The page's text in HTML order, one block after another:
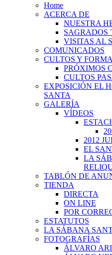
Home
ACERCA DE
NUESTRA
SAGRADOS
VISITAS AL
COMUNICADOS
CULTOS Y
PRÓXIMOS
CULTOS
EXPOSICIÓN EL
SANTA
GALERÍA
VÍDEOS
2012
EL
LA
TABLÓN DE
TIENDA
DIRECTA
ON LINE
POR
ESTATUTOS
LA SÁBANA
FOTOGRAFÍAS
ÁLVARO